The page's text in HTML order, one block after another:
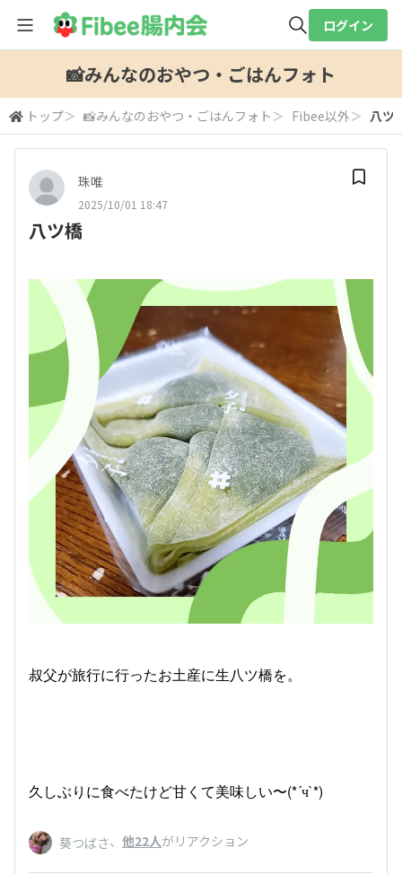
全体検索
検索
ログイン
📸みんなのおやつ・ごはんフォト
トップ＞ 📸みんなのおやつ・ごはんフォト ＞ Fibee以外＞ 八ツ
珠唯
2025/10/01 18:47
八ツ橋
叔父が旅行に行ったお土産に生八ツ橋を。
久しぶりに食べたけど甘くて美味しい〜(*´ч`*)
葵つばさ、 他22人がリアクション